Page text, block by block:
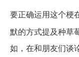
要正确运用这个梗
默的方式提及种草
如，在和朋友们谈